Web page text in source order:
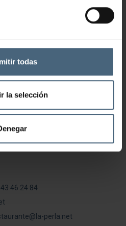
todas
la selección
46 24 84
perla.net